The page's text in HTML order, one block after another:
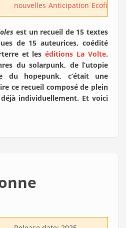
nouvelles Anticipation Ecofiction
est un recueil de 15 textes
de 15 auteurices, coédité
et leséditions La Volte.
du solarpunk, de l’utopie
du hopepunk, c’était une
ce recueil composé de plein
individuellement. Et voici